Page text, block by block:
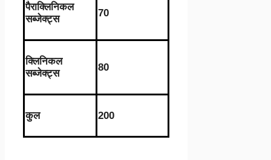
पैराक्लिनिकल
सब्जेक्ट्स
70
क्लिनिकल
सब्जेक्ट्स
80
कुल 200